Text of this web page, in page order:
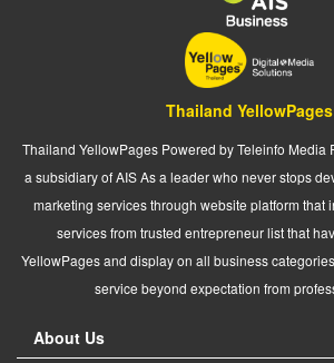
Thailand YellowPages
Thailand YellowPages Powered by Teleinfo Media
a subsidiary of AIS As a leader who never stops
marketing services through website platform that
services from trusted entrepreneur list that
YellowPages and display on all business
service beyond expectation from
About Us